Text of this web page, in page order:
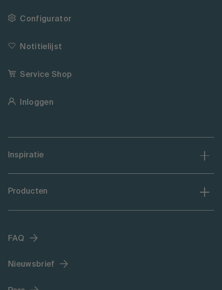
Configurator
Notitielijst
Service Shop
Inloggen
Inspiratie
Producten
FAQ
Nieuwsbrief